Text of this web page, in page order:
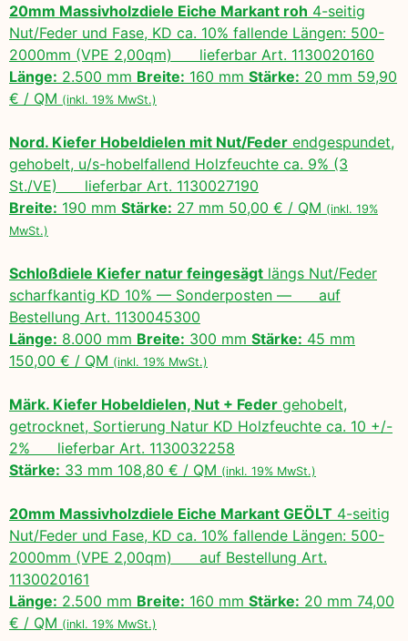
20mm Massivholzdiele Eiche Markant roh 4-seitig
Nut/Feder und Fase, KD ca. 10% fallende Längen: 500-
2000mm (VPE 2,00qm) lieferbar Art. 1130020160
Länge: 2.500 mm Breite: 160 mm Stärke: 20 mm 59,90
€ / QM (inkl. 19% MwSt.)
Nord. Kiefer Hobeldielen mit Nut/Feder endgespundet,
gehobelt, u/s-hobelfallend Holzfeuchte ca. 9% (3
St./VE) lieferbar Art. 1130027190
Breite: 190 mm Stärke: 27 mm 50,00 € / QM (inkl. 19%
MwSt.)
Schloßdiele Kiefer natur feingesägt längs Nut/Feder
scharfkantig KD 10% — Sonderposten — auf
Bestellung Art. 1130045300
Länge: 8.000 mm Breite: 300 mm Stärke: 45 mm
150,00 € / QM (inkl. 19% MwSt.)
Märk. Kiefer Hobeldielen, Nut + Feder gehobelt,
getrocknet, Sortierung Natur KD Holzfeuchte ca. 10 +/-
2% lieferbar Art. 1130032258
Stärke: 33 mm 108,80 € / QM (inkl. 19% MwSt.)
20mm Massivholzdiele Eiche Markant GEÖLT 4-seitig
Nut/Feder und Fase, KD ca. 10% fallende Längen: 500-
2000mm (VPE 2,00qm) auf Bestellung Art.
1130020161
Länge: 2.500 mm Breite: 160 mm Stärke: 20 mm 74,00
€ / QM (inkl. 19% MwSt.)